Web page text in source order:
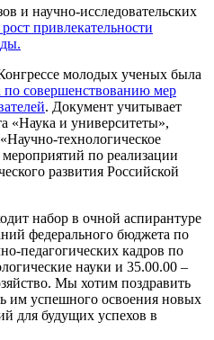
и научно-исследовательских
привлекательности
молодых ученых была
по совершенствованию мер
. Документ учитывает
«Наука и университеты»,
технологическое
по реализации
развития Российской
набор в очной аспирантуре
федерального бюджета по
педагогических кадров по
науки и 35.00.00 –
Мы хотим поздравить
им успешного освоения новых
для будущих успехов в